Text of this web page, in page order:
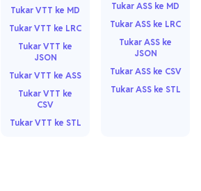
Tukar VTT ke MD
Tukar VTT ke LRC
Tukar VTT ke
JSON
Tukar VTT ke ASS
Tukar VTT ke
CSV
Tukar VTT ke STL
Tukar ASS ke MD
Tukar ASS ke LRC
Tukar ASS ke
JSON
Tukar ASS ke CSV
Tukar ASS ke STL